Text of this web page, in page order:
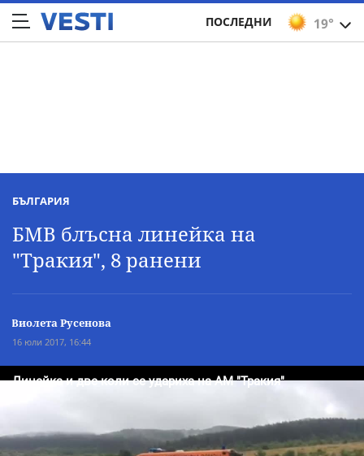
19°
ПОСЛЕДНИ
БЪЛГАРИЯ
БМВ блъсна линейка на
"Тракия", 8 ранени
Виолета Русенова
16 юли 2017, 16:44